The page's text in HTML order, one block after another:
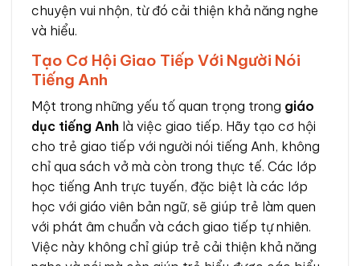
chuyện vui nhộn, từ đó cải thiện khả năng nghe
và hiểu.
Tạo Cơ Hội Giao Tiếp Với Người Nói
Tiếng Anh
Một trong những yếu tố quan trọng trong giáo
dục tiếng Anh là việc giao tiếp. Hãy tạo cơ hội
cho trẻ giao tiếp với người nói tiếng Anh, không
chỉ qua sách vở mà còn trong thực tế. Các lớp
học tiếng Anh trực tuyến, đặc biệt là các lớp
học với giáo viên bản ngữ, sẽ giúp trẻ làm quen
với phát âm chuẩn và cách giao tiếp tự nhiên.
Việc này không chỉ giúp trẻ cải thiện khả năng